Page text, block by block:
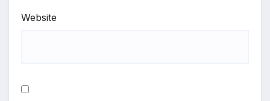
Website